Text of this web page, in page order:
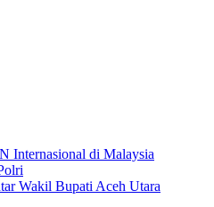
Internasional di Malaysia
Wakil Bupati Aceh Utara